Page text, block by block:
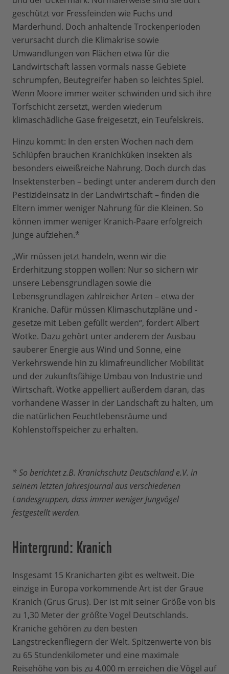
geschützt vor Fressfeinden wie Fuchs und
Marderhund. Doch anhaltende Trockenperioden
verursacht durch die Klimakrise sowie
Umwandlungen von Flächen etwa für die
Landwirtschaft lassen vormals nasse Gebiete
schrumpfen, Beutegreifer haben so leichtes Spiel.
Wenn Moore immer weiter schwinden und sich ihre
Torfschicht zersetzt, werden wiederum
klimaschädliche Gase freigesetzt, ein Teufelskreis.
Hinzu kommt: In den ersten Wochen nach dem
Schlüpfen brauchen Kranichküken Insekten als
besonders eiweißreiche Nahrung. Doch durch das
Insektensterben – bedingt unter anderem durch den
Pestizideinsatz in der Landwirtschaft – finden die
Eltern immer weniger Nahrung für die Kleinen. So
können immer weniger Kranich-Paare erfolgreich
Junge aufziehen.*
„Wir müssen jetzt handeln, wenn wir die
Erderhitzung stoppen wollen: Nur so sichern wir
unsere Lebensgrundlagen sowie die
Lebensgrundlagen zahlreicher Arten – etwa der
Kraniche. Dafür müssen Klimaschutzpläne und -
gesetze mit Leben gefüllt werden“, fordert Albert
Wotke. Dazu gehört unter anderem der Ausbau
sauberer Energie aus Wind und Sonne, eine
Verkehrswende hin zu klimafreundlicher Mobilität
und der zukunftsfähige Umbau von Industrie und
Wirtschaft. Wotke appelliert außerdem daran, das
vorhandene Wasser in der Landschaft zu halten, um
die natürlichen Feuchtlebensräume und
Kohlenstoffspeicher zu erhalten.
* So berichtet z.B. Kranichschutz Deutschland e.V. in
seinem letzten Jahresjournal aus verschiedenen
Landesgruppen, dass immer weniger Jungvögel
festgestellt werden.
Hintergrund: Kranich
Insgesamt 15 Kranicharten gibt es weltweit. Die
einzige in Europa vorkommende Art ist der Graue
Kranich (Grus Grus). Der ist mit seiner Größe von bis
zu 1,30 Meter der größte Vogel Deutschlands.
Kraniche gehören zu den besten
Langstreckenfliegern der Welt. Spitzenwerte von bis
zu 65 Stundenkilometer und eine maximale
Reisehöhe von bis zu 4.000 m erreichen die Vögel auf